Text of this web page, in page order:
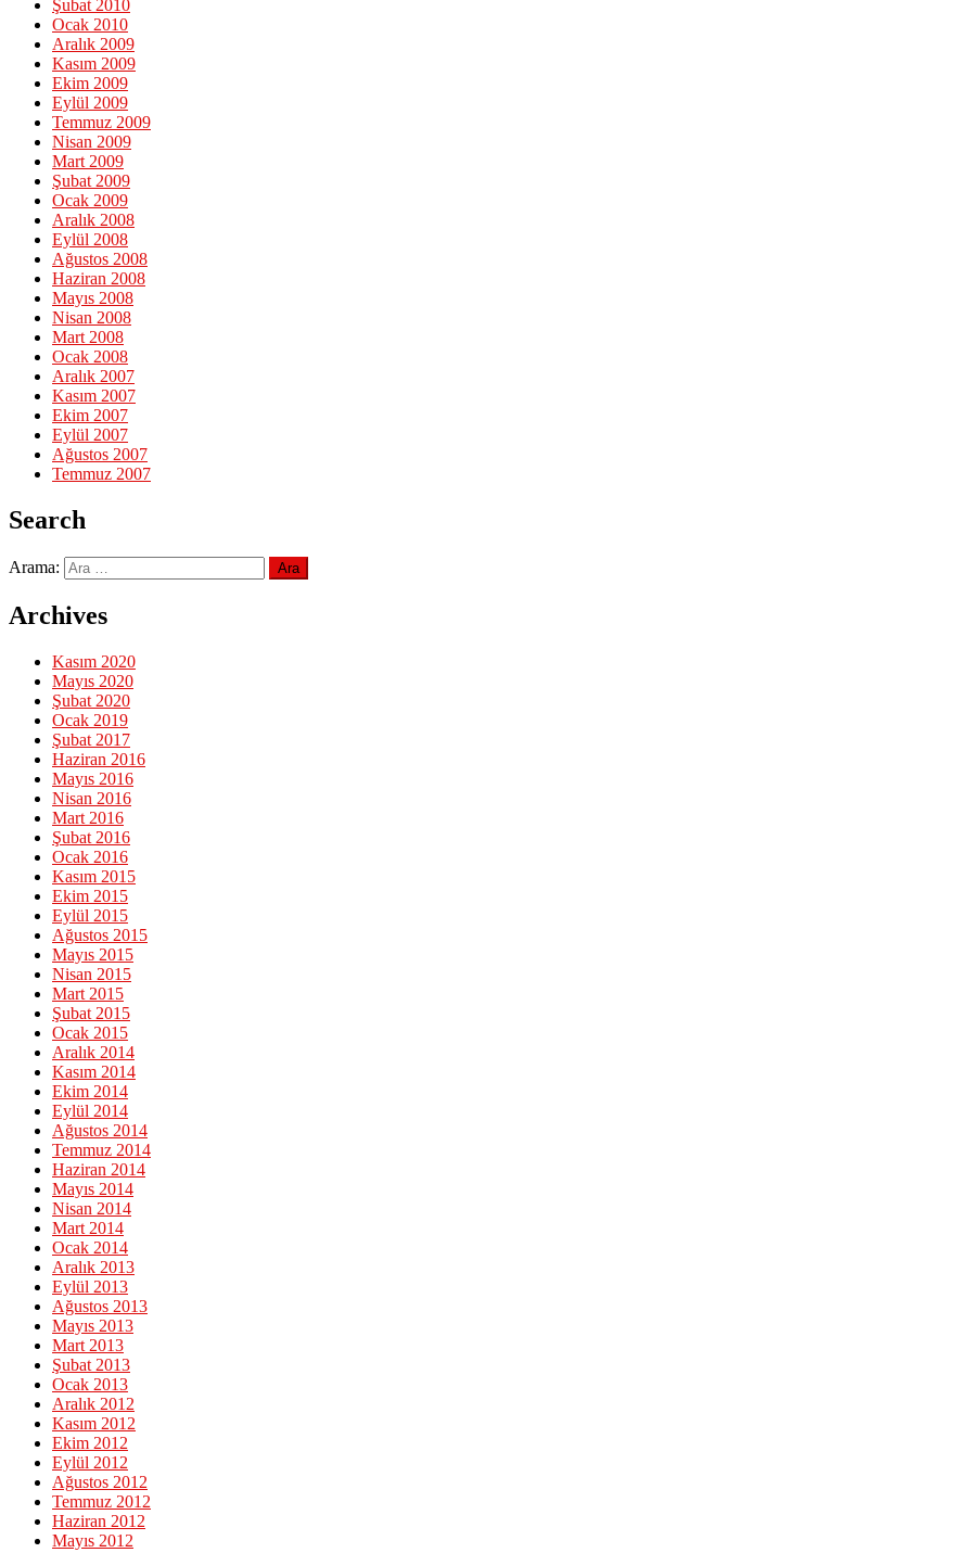
Şubat 2010
Ocak 2010
Aralık 2009
Kasım 2009
Ekim 2009
Eylül 2009
Temmuz 2009
Nisan 2009
Mart 2009
Şubat 2009
Ocak 2009
Aralık 2008
Eylül 2008
Ağustos 2008
Haziran 2008
Mayıs 2008
Nisan 2008
Mart 2008
Ocak 2008
Aralık 2007
Kasım 2007
Ekim 2007
Eylül 2007
Ağustos 2007
Temmuz 2007
Search
Arama:
Archives
Kasım 2020
Mayıs 2020
Şubat 2020
Ocak 2019
Şubat 2017
Haziran 2016
Mayıs 2016
Nisan 2016
Mart 2016
Şubat 2016
Ocak 2016
Kasım 2015
Ekim 2015
Eylül 2015
Ağustos 2015
Mayıs 2015
Nisan 2015
Mart 2015
Şubat 2015
Ocak 2015
Aralık 2014
Kasım 2014
Ekim 2014
Eylül 2014
Ağustos 2014
Temmuz 2014
Haziran 2014
Mayıs 2014
Nisan 2014
Mart 2014
Ocak 2014
Aralık 2013
Eylül 2013
Ağustos 2013
Mayıs 2013
Mart 2013
Şubat 2013
Ocak 2013
Aralık 2012
Kasım 2012
Ekim 2012
Eylül 2012
Ağustos 2012
Temmuz 2012
Haziran 2012
Mayıs 2012